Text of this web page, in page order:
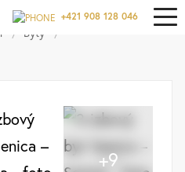
+421 908 128 046
/ Byty
/
+9